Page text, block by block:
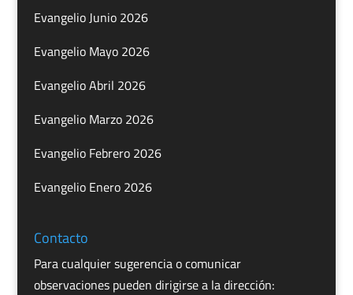
Evangelio Junio 2026
Evangelio Mayo 2026
Evangelio Abril 2026
Evangelio Marzo 2026
Evangelio Febrero 2026
Evangelio Enero 2026
Contacto
Para cualquier sugerencia o comunicar
observaciones pueden dirigirse a la dirección: